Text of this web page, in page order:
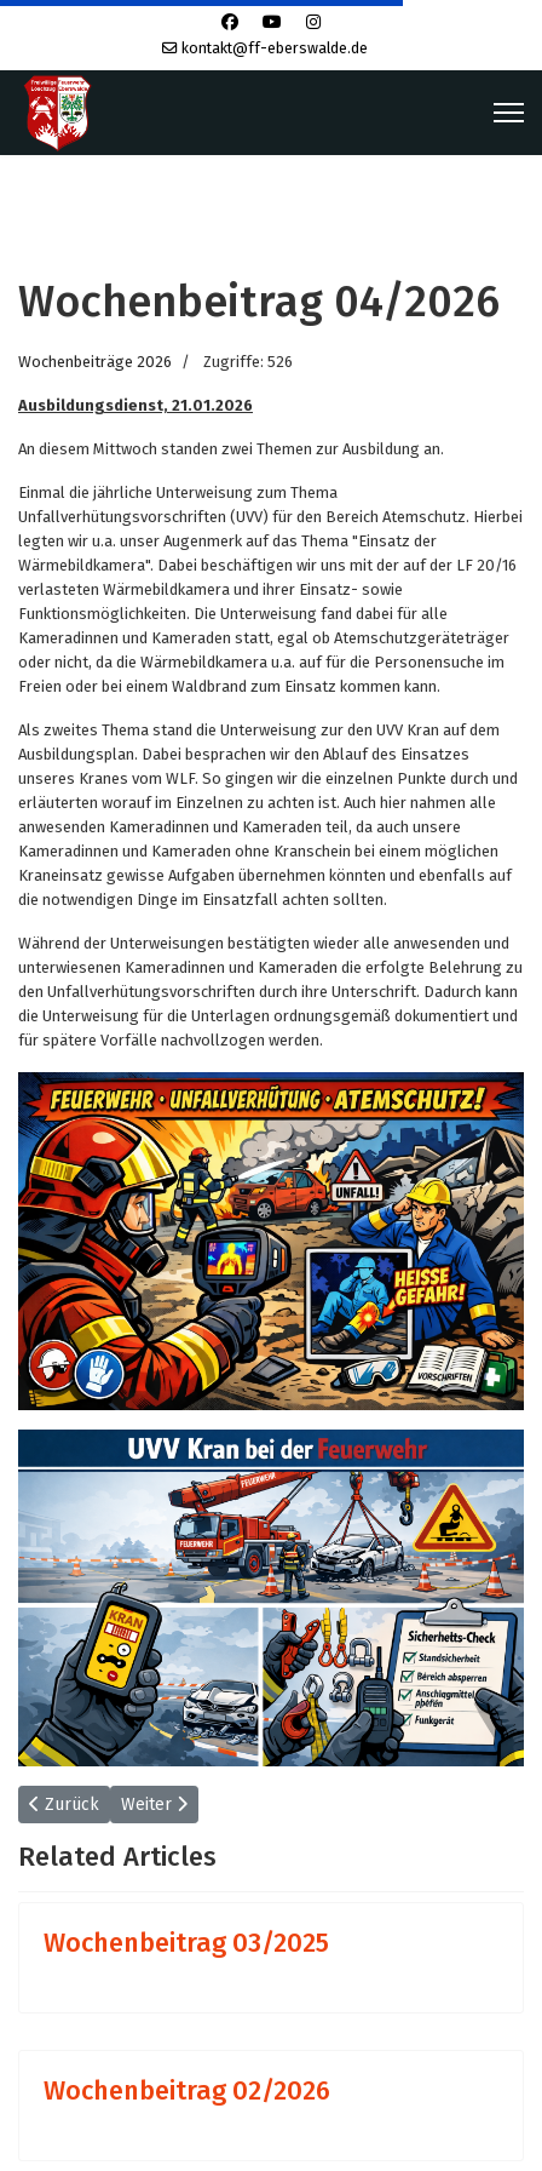
kontakt@ff-eberswalde.de
Wochenbeitrag 04/2026
Wochenbeiträge 2026 Zugriffe: 526
Ausbildungsdienst, 21.01.2026
An diesem Mittwoch standen zwei Themen zur Ausbildung an.
Einmal die jährliche Unterweisung zum Thema
Unfallverhütungsvorschriften (UVV) für den Bereich Atemschutz. Hierbei
legten wir u.a. unser Augenmerk auf das Thema "Einsatz der
Wärmebildkamera". Dabei beschäftigen wir uns mit der auf der LF 20/16
verlasteten Wärmebildkamera und ihrer Einsatz- sowie
Funktionsmöglichkeiten. Die Unterweisung fand dabei für alle
Kameradinnen und Kameraden statt, egal ob Atemschutzgeräteträger
oder nicht, da die Wärmebildkamera u.a. auf für die Personensuche im
Freien oder bei einem Waldbrand zum Einsatz kommen kann.
Als zweites Thema stand die Unterweisung zur den UVV Kran auf dem
Ausbildungsplan. Dabei besprachen wir den Ablauf des Einsatzes
unseres Kranes vom WLF. So gingen wir die einzelnen Punkte durch und
erläuterten worauf im Einzelnen zu achten ist. Auch hier nahmen alle
anwesenden Kameradinnen und Kameraden teil, da auch unsere
Kameradinnen und Kameraden ohne Kranschein bei einem möglichen
Kraneinsatz gewisse Aufgaben übernehmen könnten und ebenfalls auf
die notwendigen Dinge im Einsatzfall achten sollten.
Während der Unterweisungen bestätigten wieder alle anwesenden und
unterwiesenen Kameradinnen und Kameraden die erfolgte Belehrung zu
den Unfallverhütungsvorschriften durch ihre Unterschrift. Dadurch kann
die Unterweisung für die Unterlagen ordnungsgemäß dokumentiert und
für spätere Vorfälle nachvollzogen werden.
Vorheriger Beitrag: Wochenbeitrag 05/2026
Zurück Nächster Beitrag: Wochenbeitrag 03/2025
Weiter
Related Articles
Wochenbeitrag 03/2025
Wochenbeitrag 02/2026